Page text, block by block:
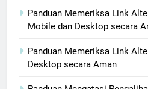
Panduan Memeriksa Link
Mobile dan Desktop secara
Panduan Memeriksa Link
Desktop secara Aman